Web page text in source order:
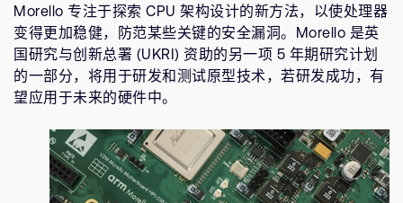
Arm 全球总部
110 Fulbourn Road
Cambridge, UK
CB1 9NJ
Tel: + 44(1223) 400 400 [总机]
Fax: + 44(1223) 400 410
查看全球办公室
用户个人资料
Morello 专注于探索 CPU 架构设计的新方法，以使处理器
变得更加稳健，防范某些关键的安全漏洞。Morello 是英
国研究与创新总署 (UKRI) 资助的另一项 5 年期研究计划
的一部分，将用于研发和测试原型技术，若研发成功，有
望应用于未来的硬件中。